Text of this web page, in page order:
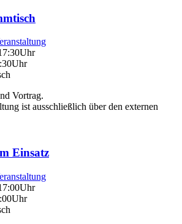
Vortrag.
ist ausschließlich über den externen
Einsatz